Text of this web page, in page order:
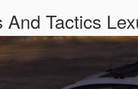
Tactics